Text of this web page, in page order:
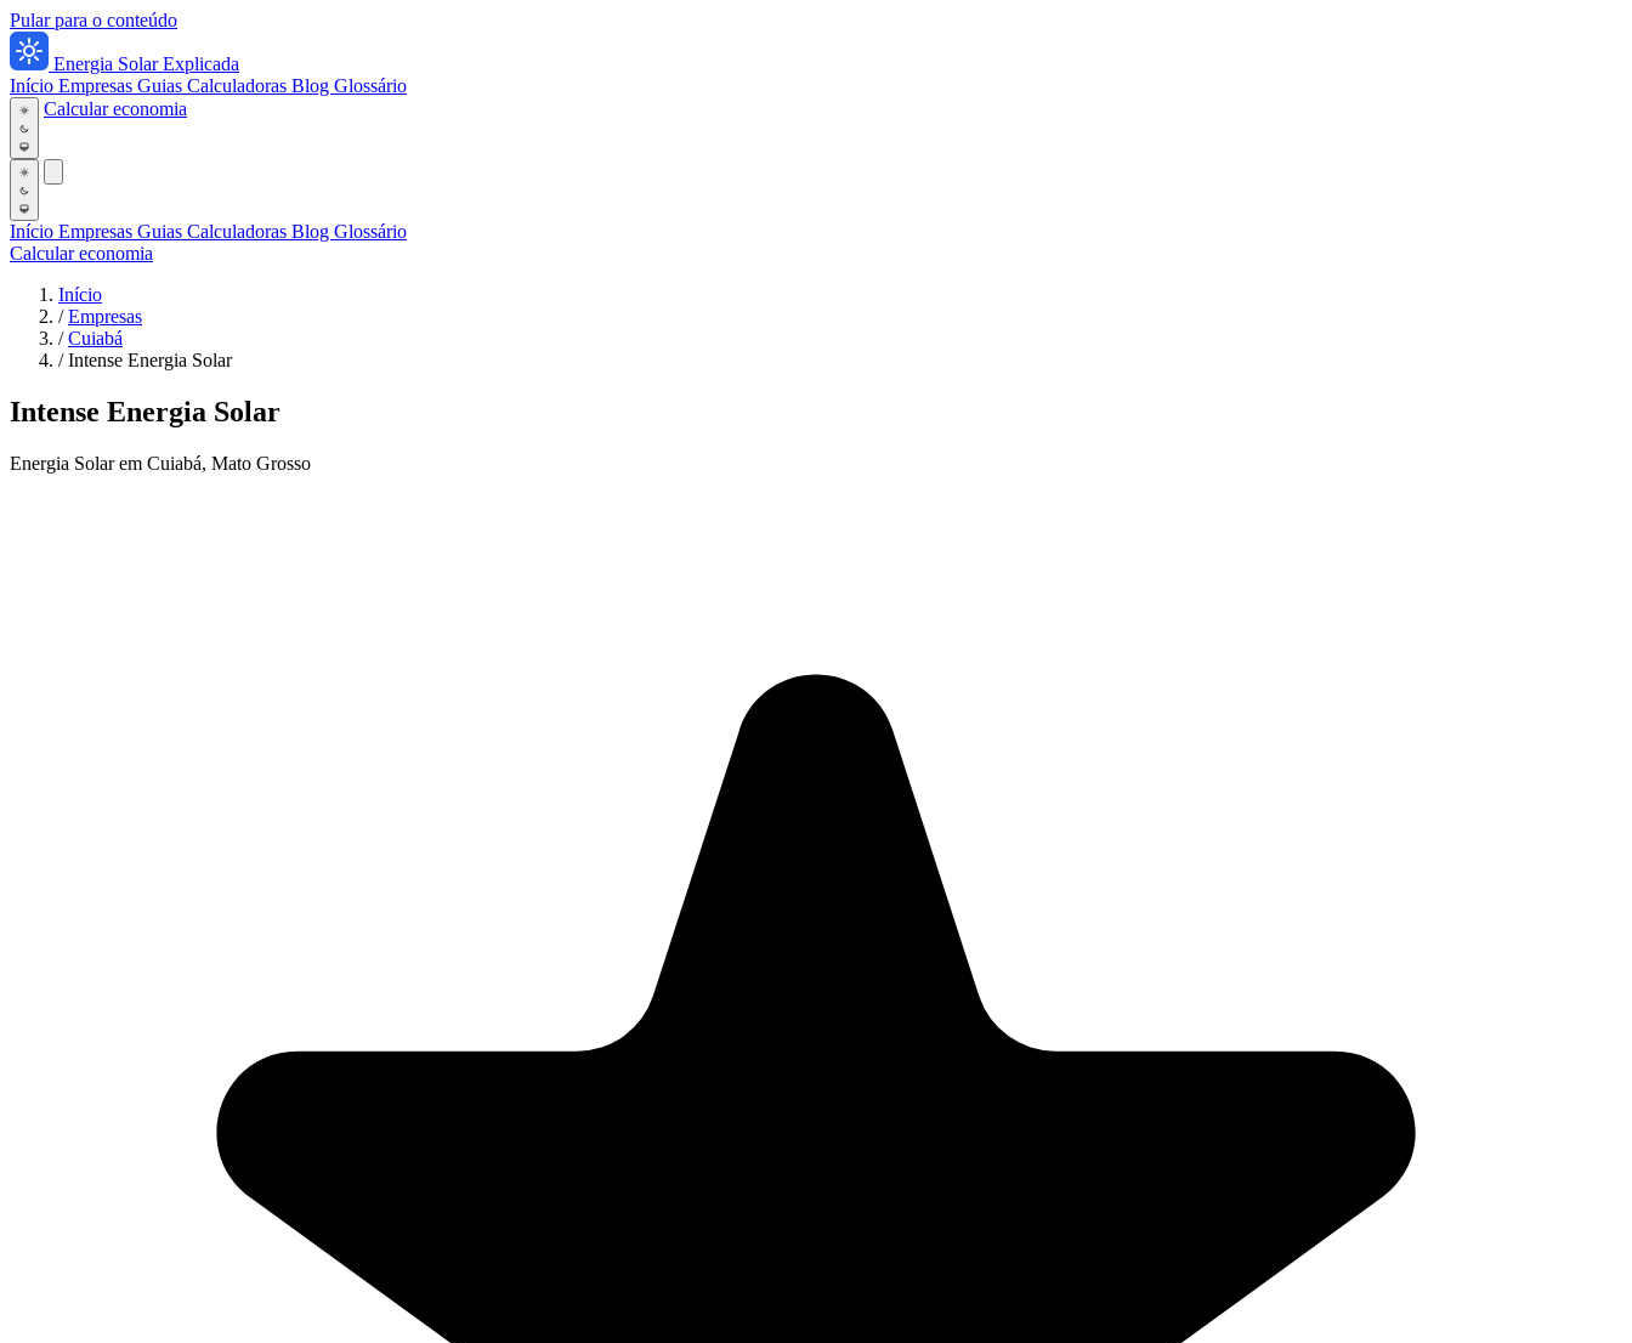
Pular para o conteúdo
Energia Solar Explicada
Início Empresas Guias Calculadoras Blog Glossário
Calcular economia
Início Empresas Guias Calculadoras Blog Glossário
Calcular economia
Início
/ Empresas
/ Cuiabá
/ Intense Energia Solar
Intense Energia Solar
Energia Solar em Cuiabá, Mato Grosso